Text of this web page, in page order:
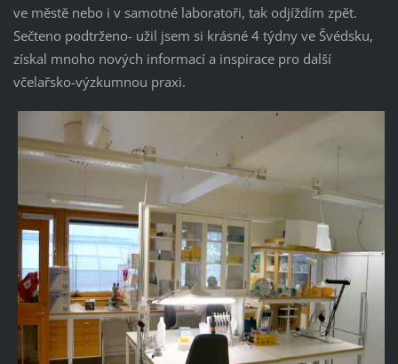
ve městě nebo i v samotné laboratoři, tak odjíždím zpět.
Sečteno podtrženo- užil jsem si krásné 4 týdny ve Švédsku,
získal mnoho nových informací a inspirace pro další
včelařsko-výzkumnou praxi.